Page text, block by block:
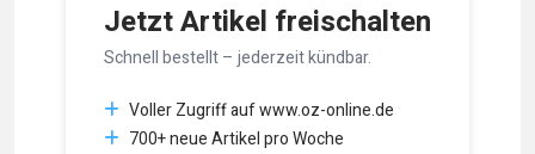
Jetzt Artikel freischalten
Schnell bestellt – jederzeit kündbar.
Voller Zugriff auf www.oz-online.de
700+ neue Artikel pro Woche